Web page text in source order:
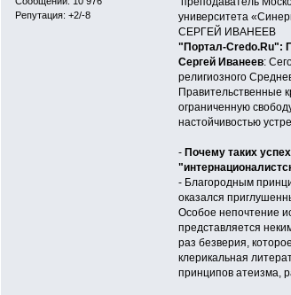
Репутация: +2/-8
университета
СЕРГЕЙ ИВАНЕЕВ
"Портал-Credo.Ru":
Сергей Иванеев:
религиозного
Правительственные
ограниченную
настойчивостью
-Почему таких
- Благородным
оказался
Особое непочтение
представляется
раз безверия,
клерикальная
принципов атеизма,